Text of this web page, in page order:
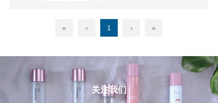
« ‹ 1 › »
关注我们